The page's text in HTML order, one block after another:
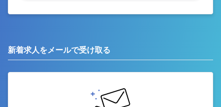
新着求人をメールで受け取る